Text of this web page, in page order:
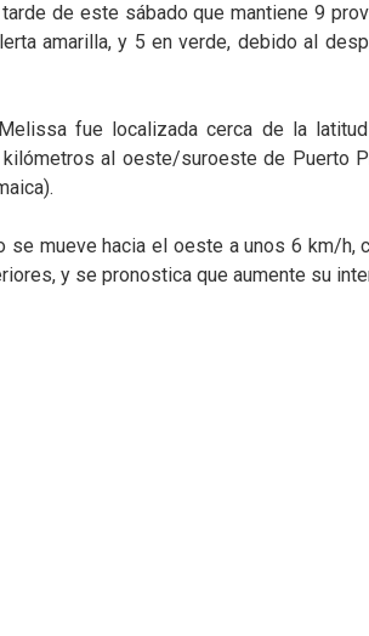
de este sábado que mantiene 9
amarilla, y 5 en verde, debido al
fue localizada cerca de la
kilómetros al oeste/suroeste de Puerto
se mueve hacia el oeste a unos 6 km/
y se pronostica que aumente su